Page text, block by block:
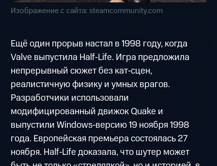
Изображение с сайта: steamcommunity.com
Ещё один прорыв настал в 1998 году, когда
Valve выпустила Half‑Life. Игра предложила
непрерывный сюжет без кат‑сцен,
реалистичную физику и умных врагов.
Разработчики использовали
модифицированный движок Quake и
выпустили Windows‑версию 19 ноября 1998
года. Европейская премьера состоялась 27
ноября. Half‑Life доказала, что шутер может